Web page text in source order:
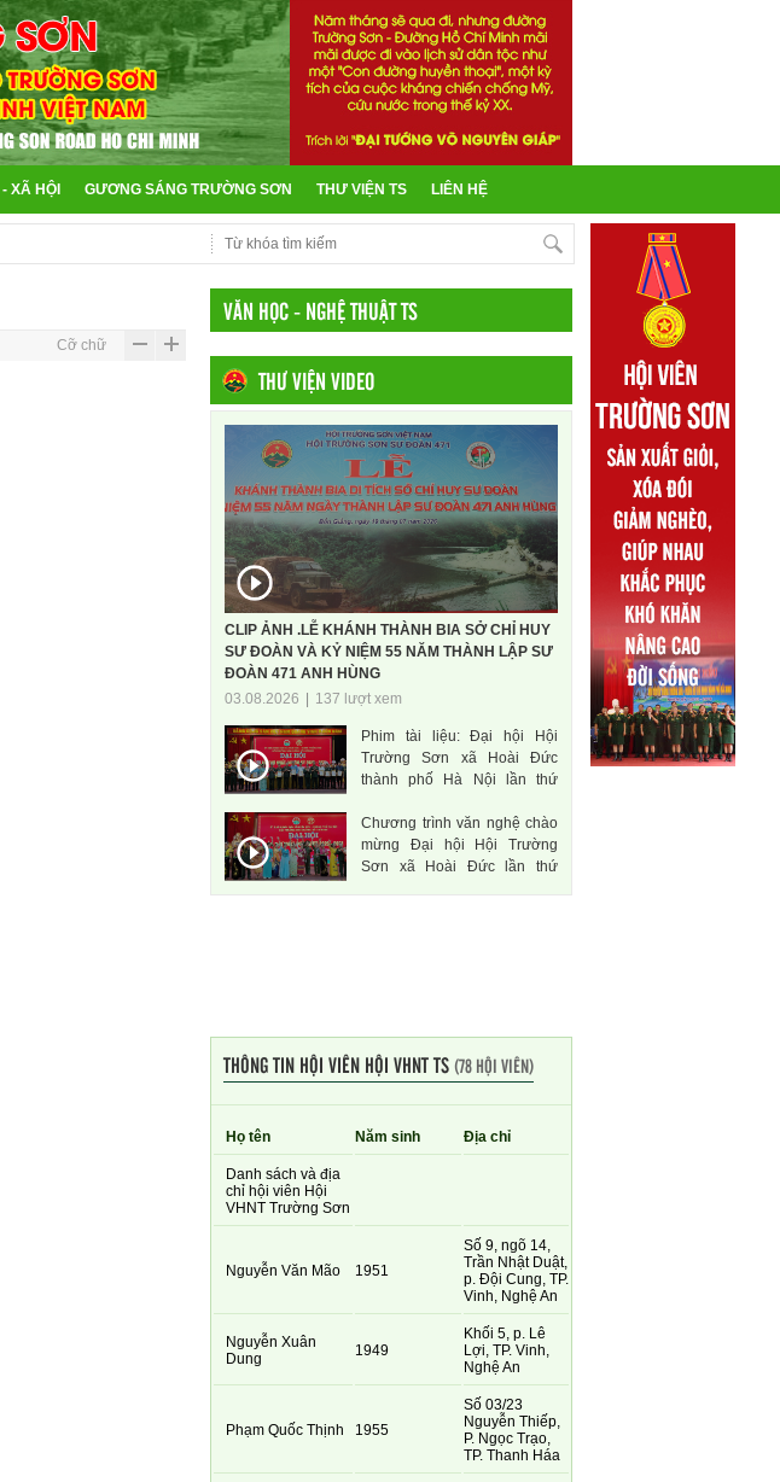
XÃ HỘI GƯƠNG SÁNG TRƯỜNG SƠN THƯ VIỆN TS LIÊN HỆ
Cỡ chữ
VĂN HỌC - NGHỆ THUẬT TS
THƯ VIỆN VIDEO
CLIP ẢNH .LỄ KHÁNH THÀNH BIA SỞ CHỈ HUY
SƯ ĐOÀN VÀ KỶ NIỆM 55 NĂM THÀNH LẬP SƯ
ĐOÀN 471 ANH HÙNG
03.08.2026
137 lượt xem
Phim tài liệu: Đại hội Hội
Trường Sơn xã Hoài Đức
thành phố Hà Nội lần thứ
Chương trình văn nghệ chào
mừng Đại hội Hội Trường
Sơn xã Hoài Đức lần thứ
THÔNG TIN HỘI VIÊN HỘI VHNT TS(78 HỘI VIÊN)
Họ tên Năm sinh Địa chỉ
Danh sách và địa
chỉ hội viên Hội
VHNT Trường Sơn
Nguyễn Văn Mão 1951
Số 9, ngõ 14,
Trần Nhật Duật,
p. Đội Cung, TP.
Vinh, Nghệ An
Nguyễn Xuân
Dung
1949
Khối 5, p. Lê
Lợi, TP. Vinh,
Nghệ An
Phạm Quốc Thịnh 1955
Số 03/23
Nguyễn Thiếp,
P. Ngọc Trạo,
TP. Thanh Háa